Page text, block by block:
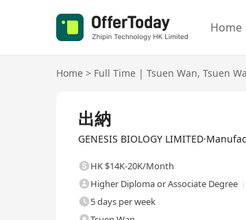
Home
Home > Full Time | Tsuen Wan, Tsuen
出納
GENESIS BIOLOGY
HK $14K-20K/Month
Higher Diploma or Associate Degree
5 days per week